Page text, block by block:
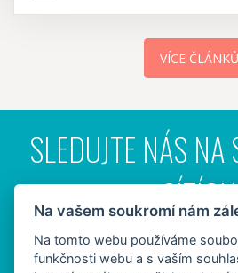
VÍCE ČLÁNKŮ
SLEDUJTE NÁS
SÍTÍCH
Na vašem soukromí nám
Na tomto webu používáme
funkčnosti webu a s vaším